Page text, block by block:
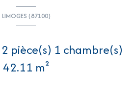
LIMOGES (87100)
42.11 m²